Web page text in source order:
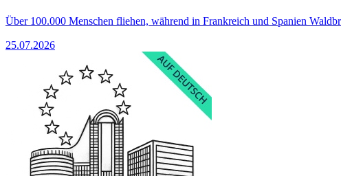
Über 100.000 Menschen fliehen, während in Frankreich und Spanien
25.07.2026